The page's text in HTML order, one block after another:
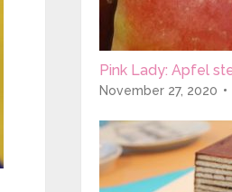
Pink Lady: Apfel
November 27, 2020